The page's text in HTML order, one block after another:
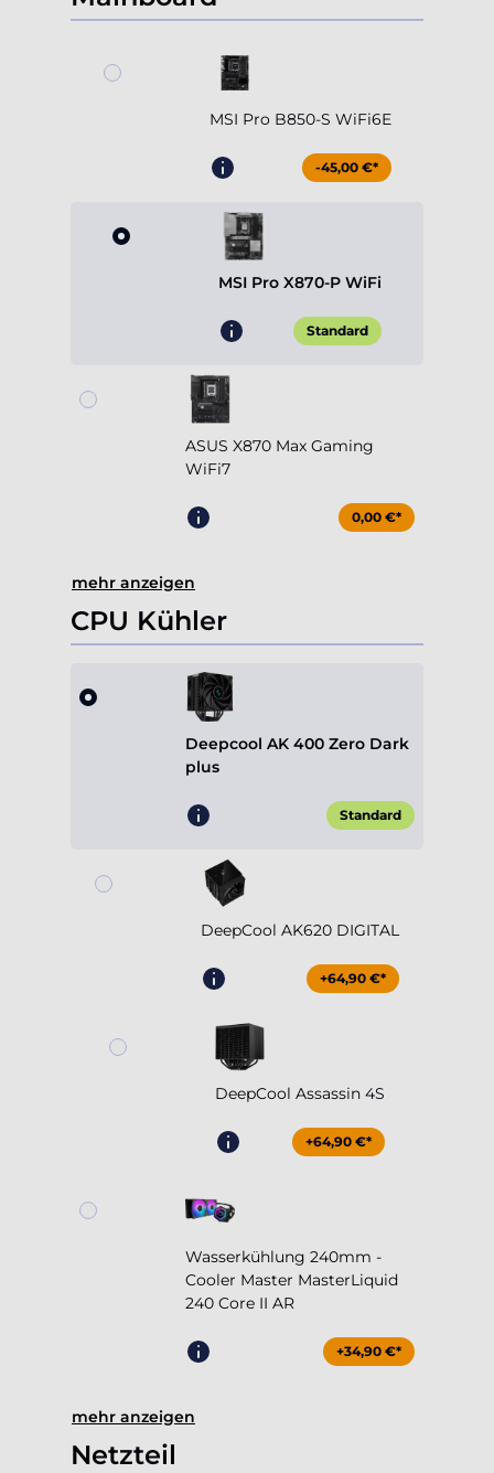
MSI Pro B850-S WiFi6E
-45,00 €*
MSI Pro X870-P WiFi
Standard
ASUS X870 Max Gaming
WiFi7
0,00 €*
mehr anzeigen
CPU Kühler
Deepcool AK 400 Zero Dark
plus
Standard
DeepCool AK620 DIGITAL
+64,90 €*
DeepCool Assassin 4S
+64,90 €*
Wasserkühlung 240mm -
Cooler Master MasterLiquid
240 Core II AR
+34,90 €*
mehr anzeigen
Netzteil